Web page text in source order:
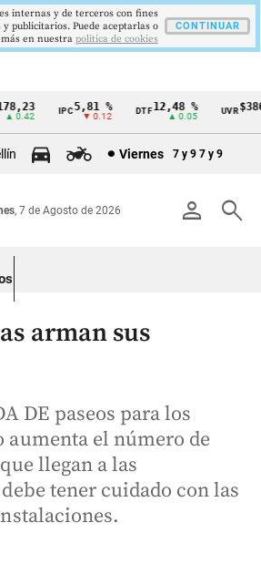
0.42
5,81 %
▼ 0.12
DTF12,48 %
▲ 0.05
UVR
Viernes 7 y 9 7 y 9
person search
, 7 de Agosto de 2026
arman sus
DE paseos para los
aumenta el número de
llegan a las
tener cuidado con las
internas y de terceros con fines
publicitarios. Puede aceptarlas o
en nuestra politica de cookies
CONTINUAR